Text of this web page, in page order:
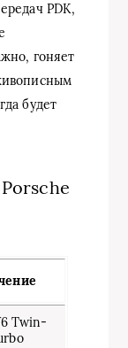
PDK,
гоняет
будет
Twin-